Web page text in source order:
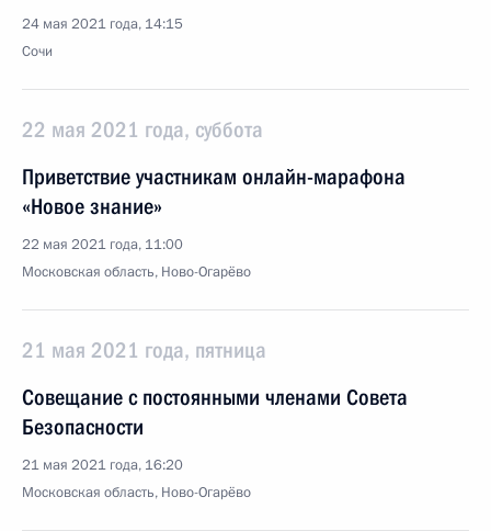
24 мая 2021 года, 14:15
Сочи
22 мая 2021 года, суббота
Приветствие участникам онлайн-марафона
«Новое знание»
22 мая 2021 года, 11:00
Московская область, Ново-Огарёво
21 мая 2021 года, пятница
Совещание с постоянными членами Совета
Безопасности
21 мая 2021 года, 16:20
Московская область, Ново-Огарёво